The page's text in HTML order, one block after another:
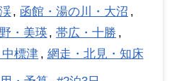
函館・湯の川・大沼
・美瑛
帯広・十勝
標津
網走・北見・知床